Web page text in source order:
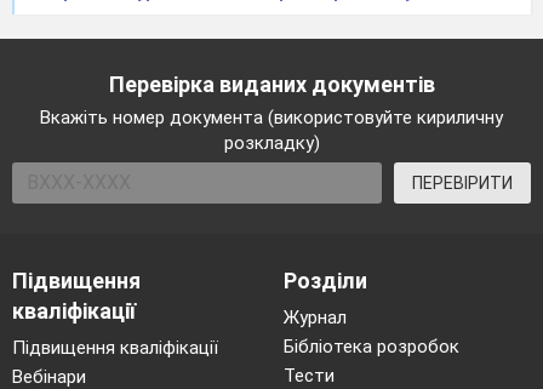
Перевірка виданих документів
Вкажіть номер документа (використовуйте кириличну
розкладку)
ПЕРЕВІРИТИ
Підвищення
кваліфікації
Підвищення кваліфікації
Вебінари
Розділи
Журнал
Бібліотека розробок
Тести